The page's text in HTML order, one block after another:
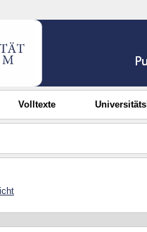
Volltexte